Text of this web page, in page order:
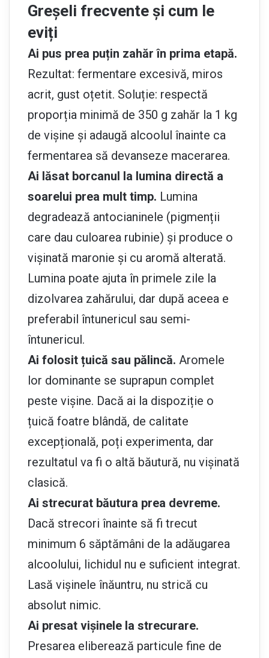
Greșeli frecvente și cum le
eviți
Ai pus prea puțin zahăr în prima etapă.
Rezultat: fermentare excesivă, miros
acrit, gust oțetit. Soluție: respectă
proporția minimă de 350 g zahăr la 1 kg
de vișine și adaugă alcoolul înainte ca
fermentarea să devanseze macerarea.
Ai lăsat borcanul la lumina directă a
soarelui prea mult timp. Lumina
degradează antocianinele (pigmenții
care dau culoarea rubinie) și produce o
vișinată maronie și cu aromă alterată.
Lumina poate ajuta în primele zile la
dizolvarea zahărului, dar după aceea e
preferabil întunericul sau semi-
întunericul.
Ai folosit țuică sau pălincă. Aromele
lor dominante se suprapun complet
peste vișine. Dacă ai la dispoziție o
țuică foatre blândă, de calitate
excepțională, poți experimenta, dar
rezultatul va fi o altă băutură, nu vișinată
clasică.
Ai strecurat băutura prea devreme.
Dacă strecori înainte să fi trecut
minimum 6 săptămâni de la adăugarea
alcoolului, lichidul nu e suficient integrat.
Lasă vișinele înăuntru, nu strică cu
absolut nimic.
Ai presat vișinele la strecurare.
Presarea eliberează particule fine de